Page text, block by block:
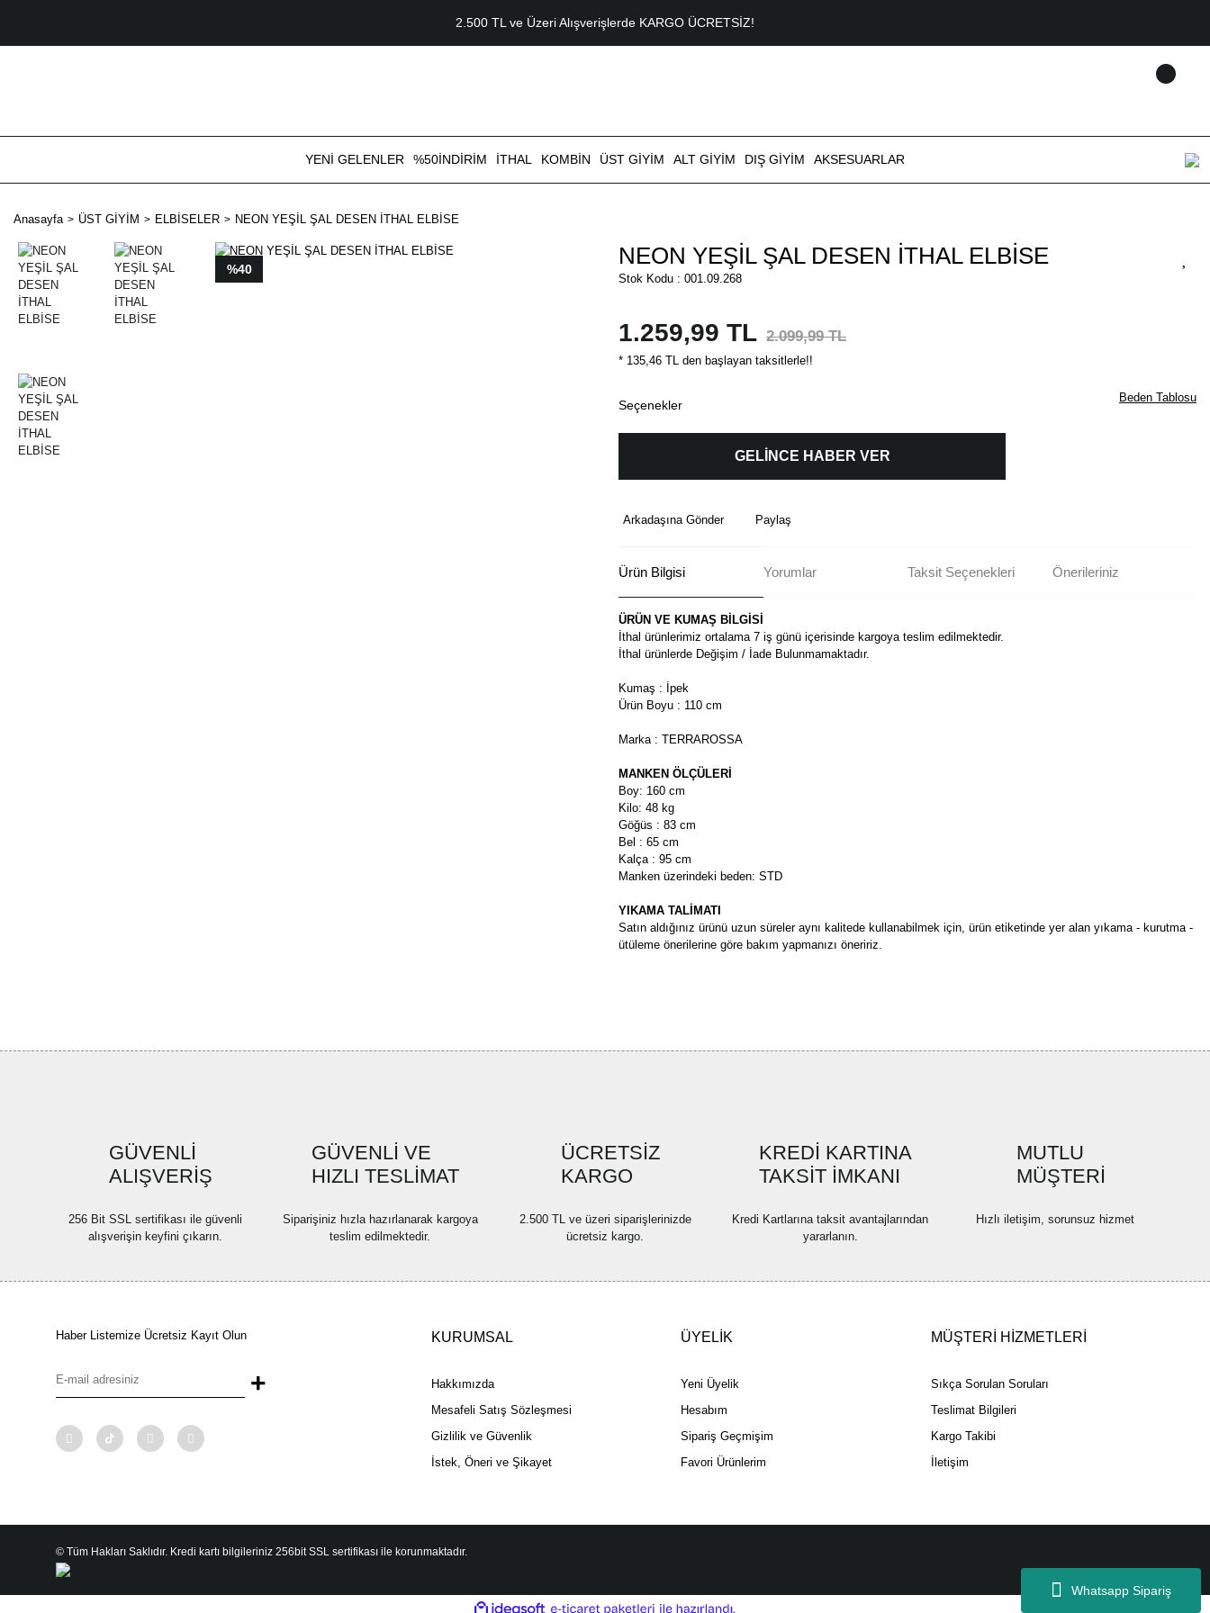
Whatsapp Sipariş
2.500 TL ve Üzeri Alışverişlerde KARGO ÜCRETSİZ!
YENİ GELENLER %50İNDİRİM İTHAL KOMBİN ÜST GİYİM ALT GİYİM DIŞ GİYİM AKSESUARLAR
Anasayfa ÜST GİYİM ELBİSELER NEON YEŞİL ŞAL DESEN İTHAL ELBİSE
%40 NEON YEŞİL ŞAL DESEN İTHAL ELBİSE
Stok Kodu : 001.09.268
1.259,99 TL 2.099,99 TL
* 135,46 TL den başlayan taksitlerle!!
Seçenekler
Beden Tablosu
GELİNCE HABER VER
Arkadaşına Gönder Paylaş
Ürün Bilgisi Yorumlar Taksit Seçenekleri Önerileriniz
ÜRÜN VE KUMAŞ BİLGİSİ
İthal ürünlerimiz ortalama 7 iş günü içerisinde kargoya teslim edilmektedir.
İthal ürünlerde Değişim / İade Bulunmamaktadır.
Kumaş : İpek
Ürün Boyu : 110 cm
Marka : TERRAROSSA
MANKEN ÖLÇÜLERİ
Boy: 160 cm
Kilo: 48 kg
Göğüs : 83 cm
Bel : 65 cm
Kalça : 95 cm
Manken üzerindeki beden: STD
YIKAMA TALİMATI
Satın aldığınız ürünü uzun süreler aynı kalitede kullanabilmek için, ürün etiketinde yer alan yıkama - kurutma -
ütüleme önerilerine göre bakım yapmanızı öneririz.
Ürün fiyatı diğer sitelerden daha pahalı.
Bu ürüne benzer farklı alternatifler olmalı.
GÜVENLİ
ALIŞVERİŞ
256 Bit SSL sertifikası ile güvenli
alışverişin keyfini çıkarın.
GÜVENLİ VE
HIZLI TESLİMAT
Siparişiniz hızla hazırlanarak kargoya
teslim edilmektedir.
ÜCRETSİZ
KARGO
2.500 TL ve üzeri siparişlerinizde
ücretsiz kargo.
KREDİ KARTINA
TAKSİT İMKANI
Kredi Kartlarına taksit avantajlarından
yararlanın.
MUTLU
MÜŞTERİ
Hızlı iletişim, sorunsuz hizmet
Haber Listemize Ücretsiz Kayıt Olun
+
KURUMSAL
Hakkımızda
Mesafeli Satış Sözleşmesi
Gizlilik ve Güvenlik
İstek, Öneri ve Şikayet
ÜYELİK
Yeni Üyelik
Hesabım
Sipariş Geçmişim
Favori Ürünlerim
MÜŞTERİ HİZMETLERİ
Sıkça Sorulan Soruları
Teslimat Bilgileri
Kargo Takibi
İletişim
© Tüm Hakları Saklıdır. Kredi kartı bilgileriniz 256bit SSL sertifikası ile korunmaktadır.
ideasoft e-